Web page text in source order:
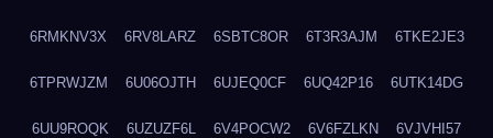
6RMKNV3X 6RV8LARZ 6SBTC8OR 6T3R3AJM 6TKE2JE3
6TPRWJZM 6U06OJTH 6UJEQ0CF 6UQ42P16 6UTK14DG
6UU9ROQK 6UZUZF6L 6V4POCW2 6V6FZLKN 6VJVHI57